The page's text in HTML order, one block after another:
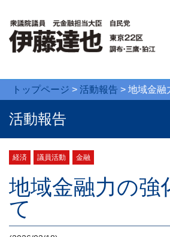
トップページ > 活動報告 > 地域金融
活動報告
経済 議員活動 金融
地域金融力の強
て